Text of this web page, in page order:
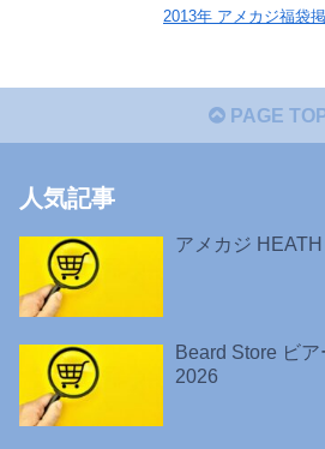
2013年 アメカジ福袋
PAGE
人気記事
アメカジ
Beard Store ビ
2026